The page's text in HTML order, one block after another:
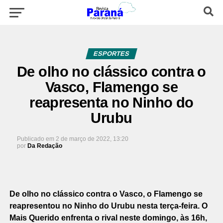
ESPORTES
De olho no clássico contra o
Vasco, Flamengo se
reapresenta no Ninho do
Urubu
Publicado em 2 de março de 2022, 13:20
por Da Redação
De olho no clássico contra o Vasco, o Flamengo se
reapresentou no Ninho do Urubu nesta terça-feira. O
Mais Querido enfrenta o rival neste domingo, às 16h,